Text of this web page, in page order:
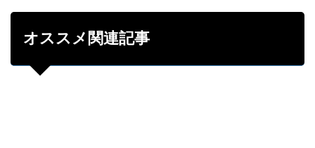
オススメ関連記事